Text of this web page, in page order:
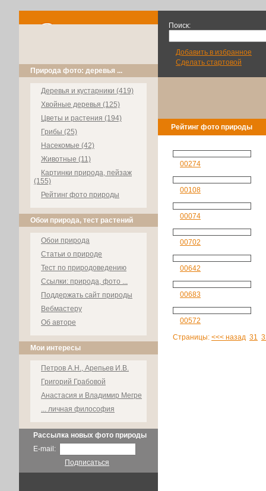
Природа фото: деревья ...
Деревья и кустарники (419)
Хвойные деревья (125)
Цветы и растения (194)
Грибы (25)
Насекомые (42)
Животные (11)
Картинки природа, пейзаж
(155)
Рейтинг фото природы
Обои природа, тест растений
Обои природа
Статьи о природе
Тест по природоведению
Ссылки: природа, фото ...
Поддержать сайт природы
Вебмастеру
Об авторе
Мои интересы
Петров А.Н., Арепьев И.В.
Григорий Грабовой
Анастасия и Владимир Мегре
... личная философия
Рассылка новых фото природы
E-mail:
Подписаться
Поиск:
Добавить в избранное
Сделать стартовой
Рейтинг фото природы
00274
00108
00074
00702
00642
00683
00572
Страницы: <<< назад 31